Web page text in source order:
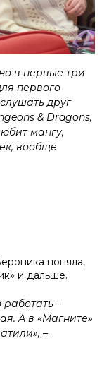
в первые три
первого
друг
& Dragons,
мангу,
вообще
поняла,
и дальше.
–
А в «Магните»
–